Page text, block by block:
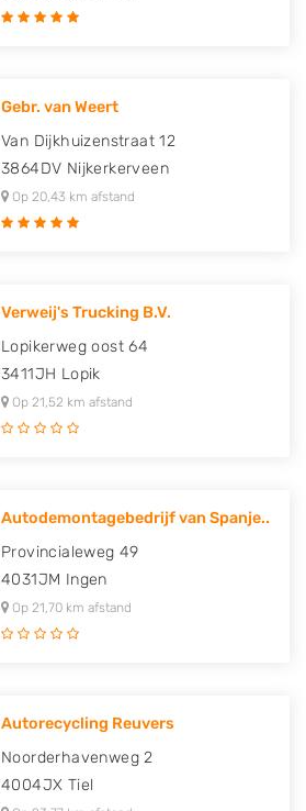
Gebr. van Weert
Van Dijkhuizenstraat 12
3864DV Nijkerkerveen
Op 20,43 km afstand
Verweij's Trucking B.V.
Lopikerweg oost 64
3411JH Lopik
Op 21,52 km afstand
Autodemontagebedrijf van Spanje..
Provincialeweg 49
4031JM Ingen
Op 21,70 km afstand
Autorecycling Reuvers
Noorderhavenweg 2
4004JX Tiel